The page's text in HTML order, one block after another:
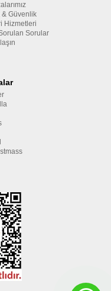
& Güvenlik
Hizmetleri
Sorular